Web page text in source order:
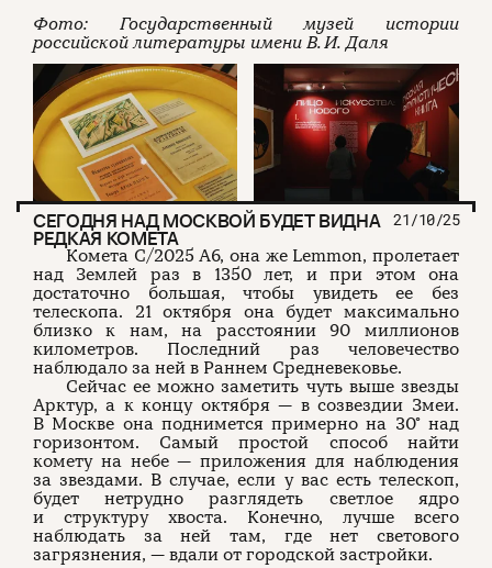
Фото: Государственный музей истории
российской литературы имени В. И. Даля
СЕГОДНЯ НАД МОСКВОЙ БУДЕТ ВИДНА
РЕДКАЯ КОМЕТА
21/10/25
Комета C/2025 A6, она же Lemmon, пролетает
над Землей раз в 1350 лет, и при этом она
достаточно большая, чтобы увидеть ее без
телескопа. 21 октября она будет максимально
близко к нам, на расстоянии 90 миллионов
километров. Последний раз человечество
наблюдало за ней в Раннем Средневековье.
Сейчас ее можно заметить чуть выше звезды
Арктур, а к концу октября — в созвездии Змеи.
В Москве она поднимется примерно на 30° над
горизонтом. Самый простой способ найти
комету на небе — приложения для наблюдения
за звездами. В случае, если у вас есть телескоп,
будет нетрудно разглядеть светлое ядро
и структуру хвоста. Конечно, лучше всего
наблюдать за ней там, где нет светового
загрязнения, — вдали от городской застройки.